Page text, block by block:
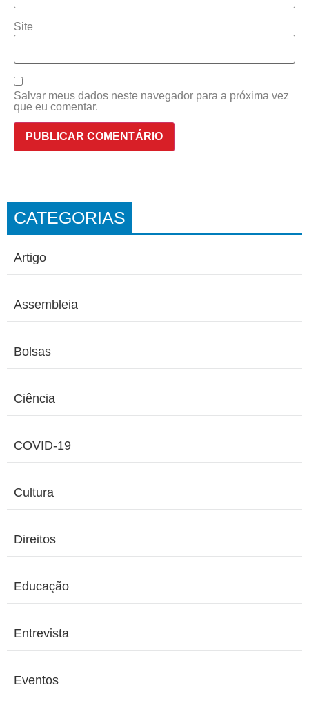
Site
Salvar meus dados neste navegador para a próxima vez
que eu comentar.
CATEGORIAS
Artigo
Assembleia
Bolsas
Ciência
COVID-19
Cultura
Direitos
Educação
Entrevista
Eventos